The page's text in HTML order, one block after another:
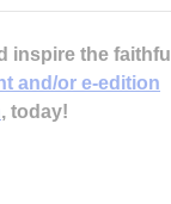
inspire the faithful
and/or e-edition
, today!